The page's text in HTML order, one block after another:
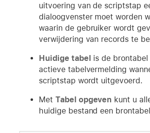
uitvoering van de scriptstap
dialoogvenster moet worden
waarin de gebruiker wordt
verwijdering van records te
Huidige tabel is de brontabel
actieve tabelvermelding
scriptstap wordt uitgevoerd.
Met Tabel opgeven kunt u
huidige bestand een